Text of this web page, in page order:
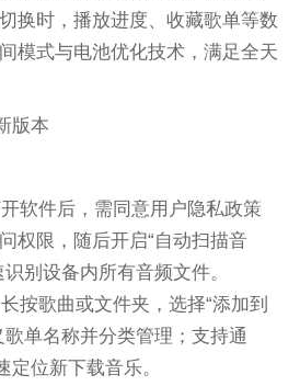
换时，播放进度、收藏歌单等数
模式与电池优化技术，满足全天
软件后，需同意用户隐私政策
权限，随后开启“自动扫描音
别设备内所有音频文件。
按歌曲或文件夹，选择“添加到
单名称并分类管理；支持通
定位新下载音乐。